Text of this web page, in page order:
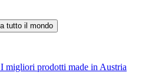
I migliori prodotti made in Austria